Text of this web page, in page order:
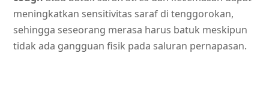
meningkatkan sensitivitas saraf di tenggorokan,
sehingga seseorang merasa harus batuk meskipun
tidak ada gangguan fisik pada saluran pernapasan.